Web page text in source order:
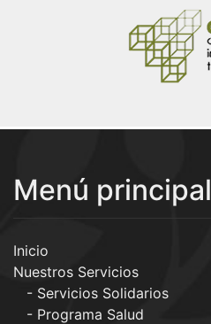
Menú principal
Inicio
Nuestros Servicios
Servicios Solidarios
Programa Salud